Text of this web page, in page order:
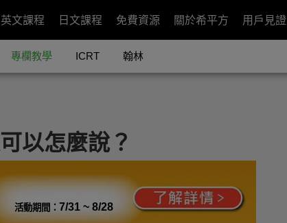
英文課程 日文課程 免費資源 關於希平方 用戶見證
專欄教學 ICRT 翰林
以怎麼說？
活動期間： 7/31 ~ 8/28